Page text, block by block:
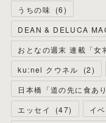
うちの味 (6)
DEAN & DELUCA
おとなの週末 連載「女
ku:nel クウネル
(2)
日本橋「道の先に食あり
エッセイ
(47) イ